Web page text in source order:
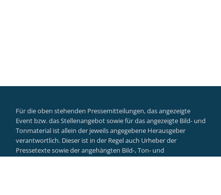
Für die oben stehenden Pressemitteilungen, das angezeigte
Event bzw. das Stellenangebot sowie für das angezeigte Bild- und
Tonmaterial ist allein der jeweils angegebene Herausgeber
verantwortlich. Dieser ist in der Regel auch Urheber der
Pressetexte sowie der angehängten Bild-, Ton- und